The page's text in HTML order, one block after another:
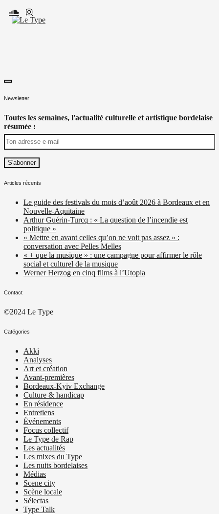
Skip
to
content
toggle
sidebar
Newsletter
Toutes les semaines, l'actualité culturelle et artistique bordelaise
résumée :
Articles récents
Le guide des festivals du mois d’août 2026 à Bordeaux et en
Nouvelle-Aquitaine
Arthur Guérin-Turcq : « La question de l’incendie est
politique »
« Mettre en avant celles qu’on ne voit pas assez » :
conversation avec Pelles Melles
« + que la musique » : une campagne pour affirmer le rôle
social et culturel de la musique
Werner Herzog en cinq films à l’Utopia
Contact
©2024 Le Type
Catégories
Akki
Analyses
Art et création
Avant-premières
Bordeaux-Kyiv Exchange
Culture & handicap
En résidence
Entretiens
Événements
Focus collectif
Le Type de Rap
Les actualités
Les mixes du Type
Les nuits bordelaises
Médias
Scene city
Scène locale
Sélectas
Type Talk